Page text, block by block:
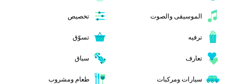
الموسيقى والصوت تخصيص
ترفيه تسوّق
تعارف سباق
سيارات ومركبات طعام ومشروب